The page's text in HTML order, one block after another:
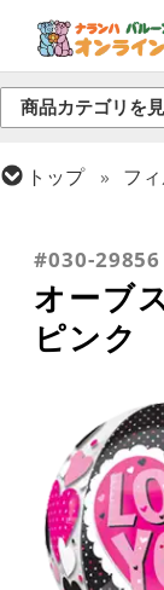
商品カテゴリを
トップ フ
バレンタイ
#030-
オーブ
ピンク